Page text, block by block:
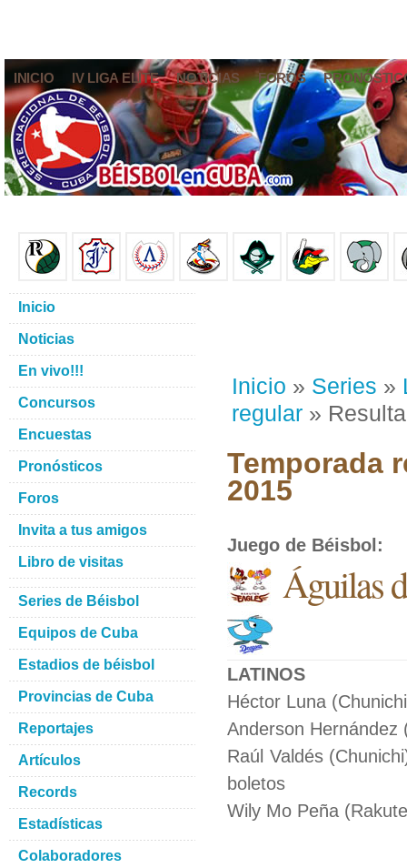
INICIO IV LIGA ELITE NOTICIAS FOROS
Inicio » Series »
regular »
Temporada
2015
Juego de Béisbol :
Águilas
LATINOS
Héctor Luna
Anderson Hernández
Raúl Valdés
boletos
Wily Mo Peña
Inicio
Noticias
En vivo!!!
Concursos
Encuestas
Pronósticos
Foros
Invita a tus amigos
Libro de visitas
Series de Béisbol
Equipos de Cuba
Estadios de béisbol
Provincias de Cuba
Reportajes
Artículos
Records
Estadísticas
Colaboradores